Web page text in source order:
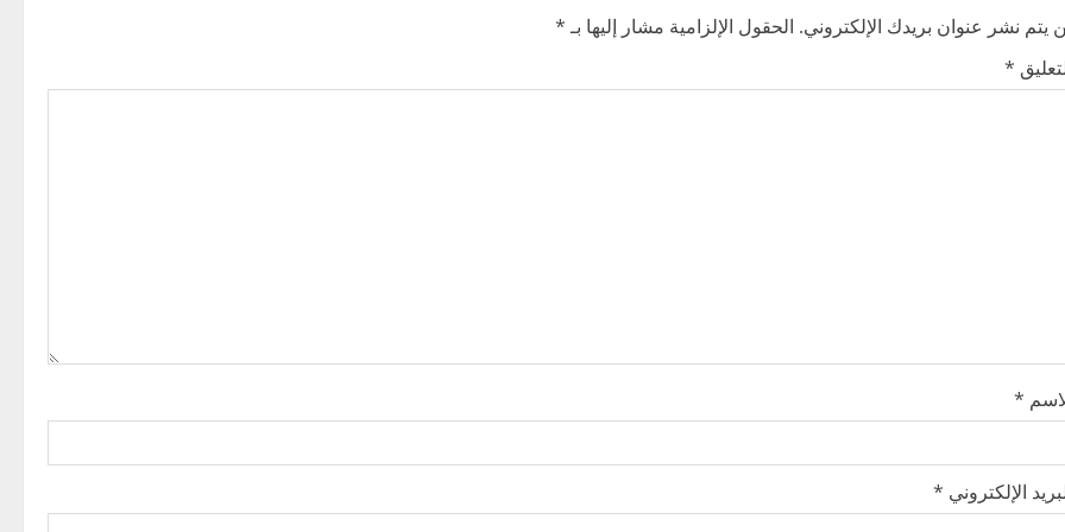
يتم نشر عنوان بريدك الإلكتروني. الحقول الإلزامية مشار إليها بـ*
*
*
الإلكتروني *